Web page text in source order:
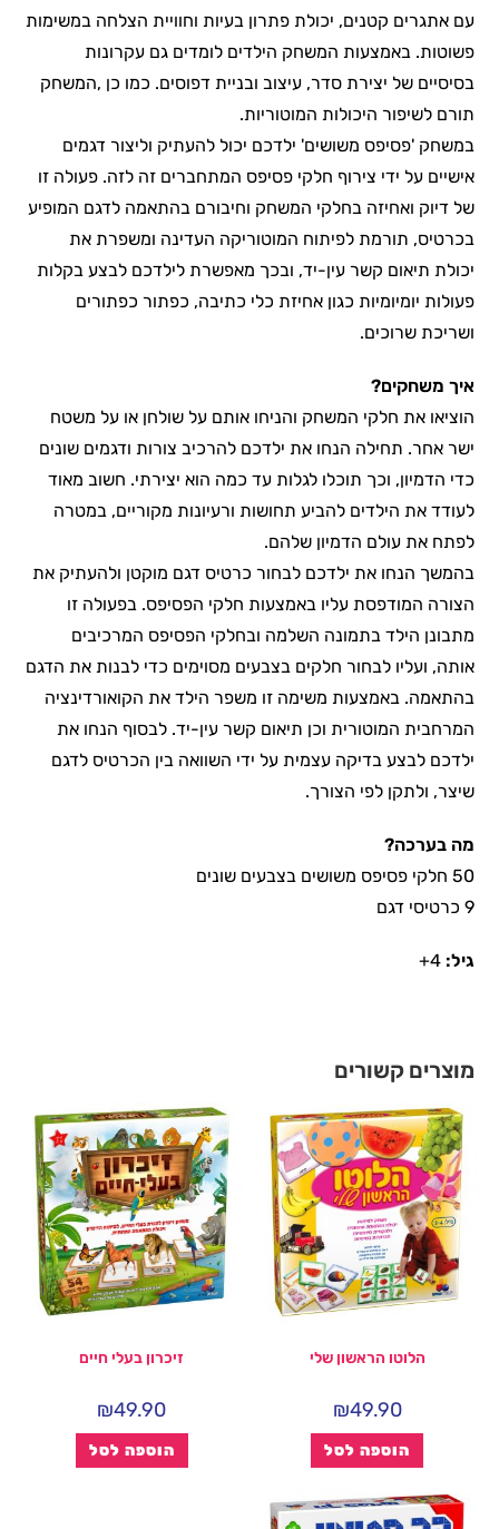
עם אתגרים קטנים, יכולת פתרון בעיות וחוויית הצלחה במשימות
פשוטות. באמצעות המשחק הילדים לומדים גם עקרונות
בסיסיים של יצירת סדר, עיצוב ובניית דפוסים. כמו כן ,המשחק
תורם לשיפור היכולות המוטוריות.
במשחק 'פסיפס משושים' ילדכם יכול להעתיק וליצור דגמים
אישיים על ידי צירוף חלקי פסיפס המתחברים זה לזה. פעולה זו
של דיוק ואחיזה בחלקי המשחק וחיבורם בהתאמה לדגם המופיע
בכרטיס, תורמת לפיתוח המוטוריקה העדינה ומשפרת את
יכולת תיאום קשר עין-יד, ובכך מאפשרת לילדכם לבצע בקלות
פעולות יומיומיות כגון אחיזת כלי כתיבה, כפתור כפתורים
ושריכת שרוכים.
איך משחקים?
הוציאו את חלקי המשחק והניחו אותם על שולחן או על משטח
ישר אחר. תחילה הנחו את ילדכם להרכיב צורות ודגמים שונים
כדי הדמיון, וכך תוכלו לגלות עד כמה הוא יצירתי. חשוב מאוד
לעודד את הילדים להביע תחושות ורעיונות מקוריים, במטרה
לפתח את עולם הדמיון שלהם.
בהמשך הנחו את ילדכם לבחור כרטיס דגם מוקטן ולהעתיק את
הצורה המודפסת עליו באמצעות חלקי הפסיפס. בפעולה זו
מתבונן הילד בתמונה השלמה ובחלקי הפסיפס המרכיבים
אותה, ועליו לבחור חלקים בצבעים מסוימים כדי לבנות את הדגם
בהתאמה. באמצעות משימה זו משפר הילד את הקואורדינציה
המרחבית המוטורית וכן תיאום קשר עין-יד. לבסוף הנחו את
ילדכם לבצע בדיקה עצמית על ידי השוואה בין הכרטיס לדגם
שיצר, ולתקן לפי הצורך.
מה בערכה?
50 חלקי פסיפס משושים בצבעים שונים
9 כרטיסי דגם
גיל: 4+
מוצרים קשורים
הלוטו הראשון שלי
₪49.90
הוספה לסל
זיכרון בעלי חיים
₪49.90
הוספה לסל